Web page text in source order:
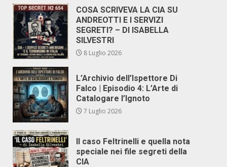
COSA SCRIVEVA LA CIA SU
ANDREOTTI E I SERVIZI
SEGRETI? – DI ISABELLA
SILVESTRI
8 Luglio 2026
L’Archivio dell’Ispettore Di
Falco | Episodio 4: L’Arte di
Catalogare l’Ignoto
7 Luglio 2026
Il caso Feltrinelli e quella nota
speciale nei file segreti della
CIA